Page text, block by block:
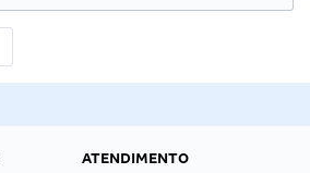
ATENDIMENTO